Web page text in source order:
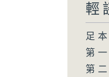
輕
足
第
第